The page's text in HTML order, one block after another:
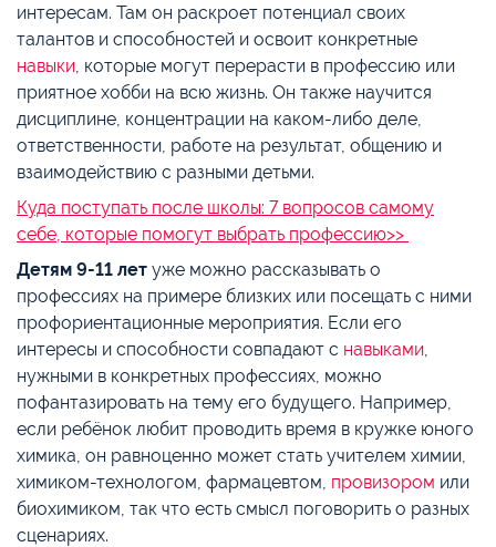
интересам. Там он раскроет потенциал своих
талантов и способностей и освоит конкретные
навыки, которые могут перерасти в профессию или
приятное хобби на всю жизнь. Он также научится
дисциплине, концентрации на каком-либо деле,
ответственности, работе на результат, общению и
взаимодействию с разными детьми.
Куда поступать после школы: 7 вопросов самому
себе, которые помогут выбрать профессию>>
Детям 9-11 лет уже можно рассказывать о
профессиях на примере близких или посещать с ними
профориентационные мероприятия. Если его
интересы и способности совпадают с навыками,
нужными в конкретных профессиях, можно
пофантазировать на тему его будущего. Например,
если ребёнок любит проводить время в кружке юного
химика, он равноценно может стать учителем химии,
химиком-технологом, фармацевтом, провизором или
биохимиком, так что есть смысл поговорить о разных
сценариях.